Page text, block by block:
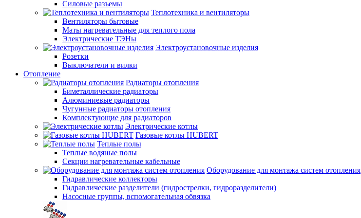
Силовые разъемы
Теплотехника и вентиляторы
Вентиляторы бытовые
Маты нагревательные для теплого пола
Электрические ТЭНы
Электроустановочные изделия
Розетки
Выключатели и вилки
Отопление
Радиаторы отопления
Биметаллические радиаторы
Алюминиевые радиаторы
Чугунные радиаторы отопления
Комплектующие для радиаторов
Электрические котлы
Газовые котлы HUBERT
Теплые полы
Теплые водяные полы
Секции нагревательные кабельные
Оборудование для монтажа систем отопления
Гидравлические коллекторы
Гидравлические разделители (гидрострелки, гидроразделители)
Насосные группы, вспомогательная обвязка